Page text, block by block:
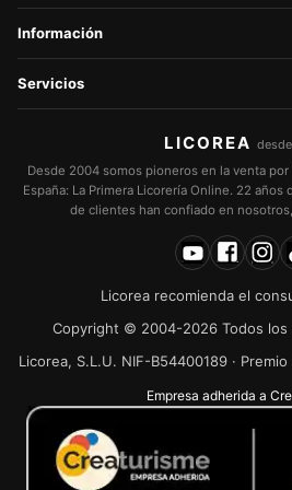
Información
Servicios
LICOREA
Desde 2004 somos pioneros en la venta
España: La Primera Licorería Online. 22
de clientes han confiado en
Licorea recomienda el
Copyright © 2004-2026 Todos los
Licorea, S.L.U. NIF-B54400189 ·
Empresa adherida a